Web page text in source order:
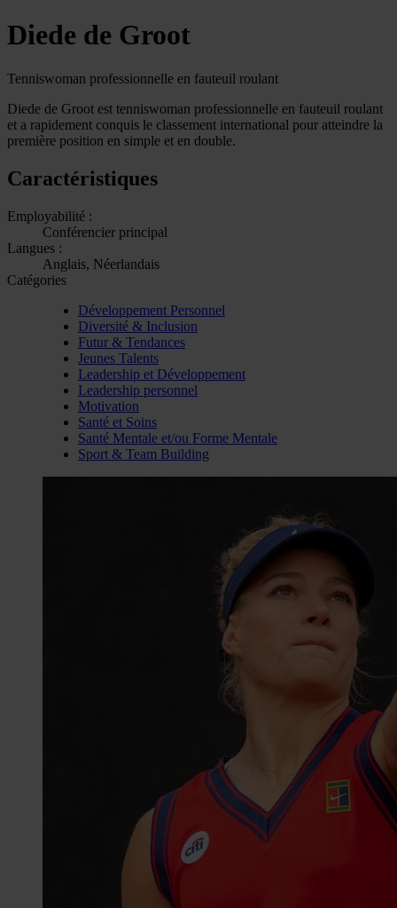
Diede de Groot
Tenniswoman professionnelle en fauteuil roulant
Diede de Groot est tenniswoman professionnelle en fauteuil roulant
et a rapidement conquis le classement international pour atteindre la
première position en simple et en double.
Caractéristiques
Employabilité :
Conférencier principal
Langues :
Anglais, Néerlandais
Catégories
Développement Personnel
Diversité & Inclusion
Futur & Tendances
Jeunes Talents
Leadership et Développement
Leadership personnel
Motivation
Santé et Soins
Santé Mentale et/ou Forme Mentale
Sport & Team Building